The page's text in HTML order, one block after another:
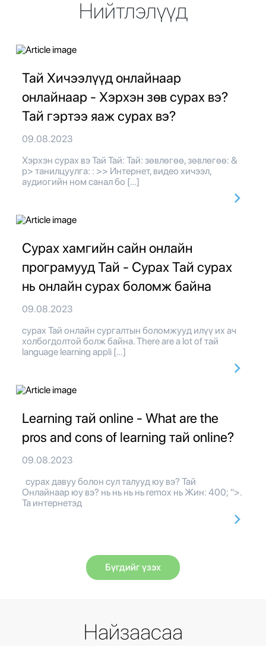
Нийтлэлүүд
Тай Хичээлүүд онлайнаар
онлайнаар - Хэрхэн зөв сурах вэ?
Тай гэртээ яаж сурах вэ?
09.08.2023
Хэрхэн сурах вэ Тай Тай: Тай: зөвлөгөө, зөвлөгөө: &
p> танилцуулга: : >> Интернет, видео хичээл,
аудиогийн ном санал бо […]
Сурах хамгийн сайн онлайн
програмууд Тай - Сурах Тай сурах
нь онлайн сурах боломж байна
09.08.2023
сурах Тай онлайн сургалтын боломжууд илүү их ач
холбогдолтой болж байна. There are a lot of тай
language learning appli […]
Learning тай online - What are the
pros and cons of learning тай online?
09.08.2023
сурах давуу болон сул талууд юу вэ? Тай
Онлайнаар юу вэ? нь нь нь нь remox нь Жин: 400; ">.
Та интернетэд
Бүгдийг үзэх
Найзаасаа